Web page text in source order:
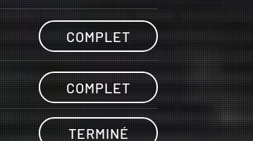
COMPLET
COMPLET
TERMINÉ